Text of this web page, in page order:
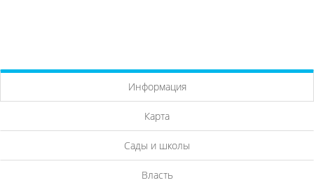
Информация
Карта
Сады и школы
Власть